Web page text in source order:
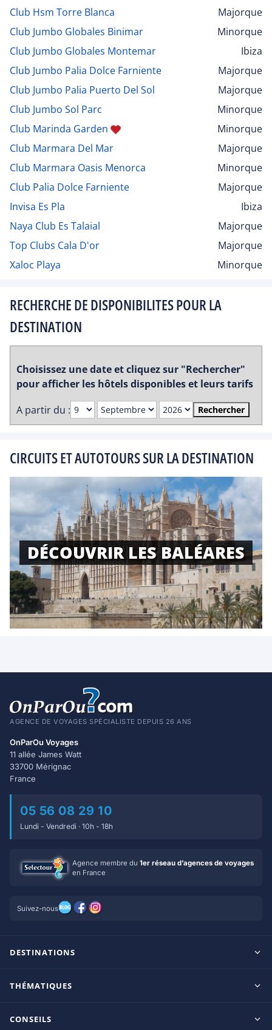
Club Hsm Torre Blanca
Majorque
Club Jumbo Globales Binimar
Minorque
Club Jumbo Globales Montemar
Ibiza
Club Jumbo Palia Dolce Farniente
Majorque
Club Jumbo Palia Puerto Del Sol
Majorque
Club Jumbo Sol Parc
Minorque
Club Marinda Garden
Minorque
Club Marmara Del Mar
Majorque
Club Marmara Oasis Menorca
Minorque
Club Palia Dolce Farniente
Majorque
Invisa Es Pla
Ibiza
Naya Club Es Talaial
Majorque
Top Clubs Cala D'or
Majorque
Xaloc Playa
Minorque
RECHERCHE DE DISPONIBILITES POUR LA
DESTINATION
Choisissez une date et cliquez sur "Rechercher"
pour afficher les hôtels disponibles et leurs tarifs
A partir du :
Rechercher
CIRCUITS ET AUTOTOURS SUR LA DESTINATION
DÉCOUVRIR LES BALÉARES
AGENCE DE VOYAGES SPÉCIALISTE DEPUIS 26 ANS
OnParOu Voyages
11 allée James Watt
33700 Mérignac
France
05 56 08 29 10
Lundi - Vendredi · 10h - 18h
Agence membre du 1er réseau d’agences de voyages
en France
Suivez-nous
DESTINATIONS
Ile Maurice
THÉMATIQUES
CONSEILS